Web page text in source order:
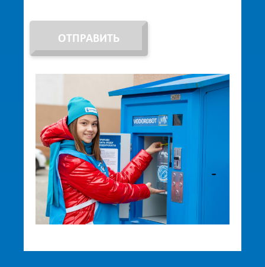
ОТПРАВИТЬ